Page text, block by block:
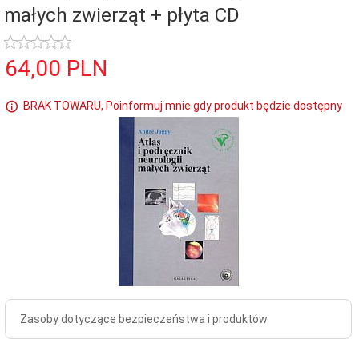
małych zwierząt + płyta CD
64,00 PLN
BRAK TOWARU, Poinformuj mnie gdy produkt będzie dostępny
Zasoby dotyczące bezpieczeństwa i produktów